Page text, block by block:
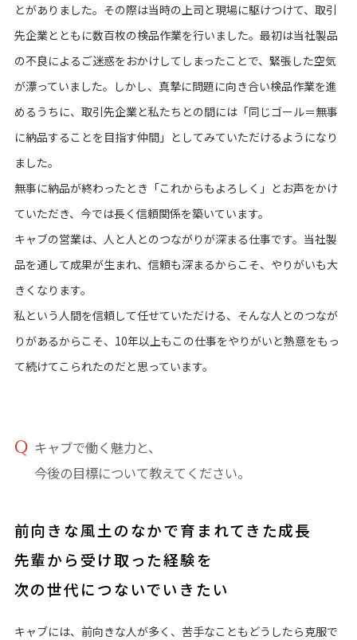
とがありました。その際は当時の上司と現場に駆けつけて、取引
先企業とともに数百枚の検品作業を行いました。最初は当社製品
の不良によるご迷惑をおかけしてしまったことで、緊張した空気
が漂っていました。しかし、真摯に問題に向き合い検品作業を進
めるうちに、取引先企業と私たちとの間には「同じゴール＝無事
に納品することを目指す仲間」としてみていただけるようになり
ました。
無事に納品が終わったとき「これからもよろしく」とお声をかけ
ていただき、今では長く信頼関係を築いています。
キャブの営業は、人と人とのつながりが深まる仕事です。当社製
品を通して成果が生まれ、信頼も深まるからこそ、やりがいも大
きくなります。
私という人間を信頼して任せていただける、そんな人とのつなが
りがあるからこそ、10年以上もこの仕事をやりがいと熱意をもっ
て続けてこられたのだと思っています。
キャブで働く魅力と、
今後の目標について教えてください。
前向きな風土のなかで育まれてきた成長
先輩から受け取った経験を
次の世代につないでいきたい
キャブには、前向きな人が多く、苦手なこともどうしたら克服で